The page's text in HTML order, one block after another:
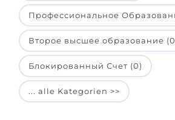
Профессиональное
Второе высшее образование
Блокированный Счет (0)
... alle Kategorien >>